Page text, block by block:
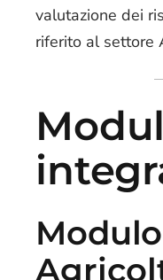
valutazione dei
riferito al settore
Modulo